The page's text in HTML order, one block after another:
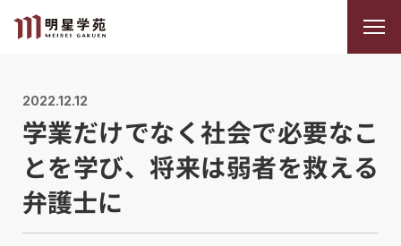
2022.12.12
学業だけでなく社会で必要なこ
とを学び、将来は弱者を救える
弁護士に